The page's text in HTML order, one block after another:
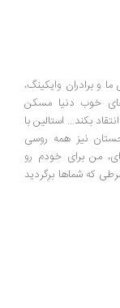
وایکینگ،
دنیا مسکن
استالین با
همه روسی
خودم رو
برگردید